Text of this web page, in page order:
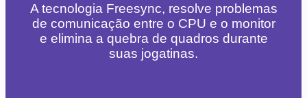
A tecnologia Freesync, resolve problemas
de comunicação entre o CPU e o monitor
e elimina a quebra de quadros durante
suas jogatinas.